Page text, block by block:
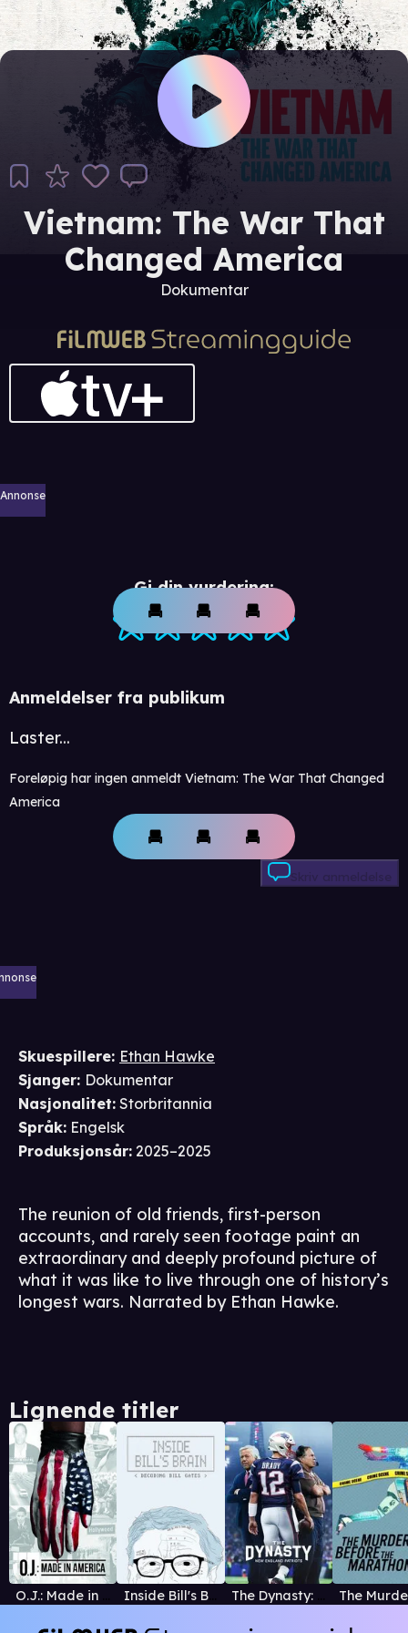
Vietnam: The War That
Changed America
Dokumentar
Annonse
Gi din vurdering:
Anmeldelser fra publikum
Laster...
Foreløpig har ingen anmeldt Vietnam: The War That Changed
America
Skriv anmeldelse
Skuespillere: Ethan Hawke
Sjanger: Dokumentar
Nasjonalitet: Storbritannia
Språk: Engelsk
Produksjonsår: 2025–2025
The reunion of old friends, first-person
accounts, and rarely seen footage paint an
extraordinary and deeply profound picture of
what it was like to live through one of history’s
longest wars. Narrated by Ethan Hawke.
Lignende titler
O.J.: Made in America Inside Bill's Brain: Decoding Bill Gates The Dynasty: New England Patriots